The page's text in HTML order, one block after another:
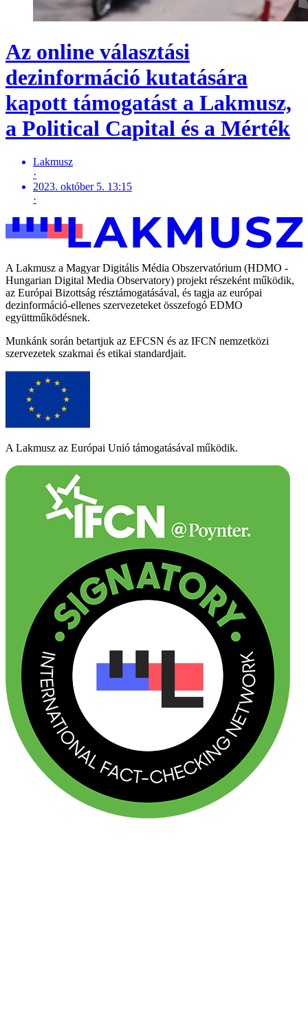
Az online választási
dezinformáció kutatására
kapott támogatást a Lakmusz,
a Political Capital és a Mérték
Lakmusz
·
2023. október 5. 13:15
·
A Lakmusz a Magyar Digitális Média Obszervatórium (HDMO -
Hungarian Digital Media Observatory) projekt részeként működik,
az Európai Bizottság résztámogatásával, és tagja az európai
dezinformáció-ellenes szervezeteket összefogó EDMO
együttműködésnek.
Munkánk során betartjuk az EFCSN és az IFCN nemzetközi
szervezetek szakmai és etikai standardjait.
A Lakmusz az Európai Unió támogatásával működik.